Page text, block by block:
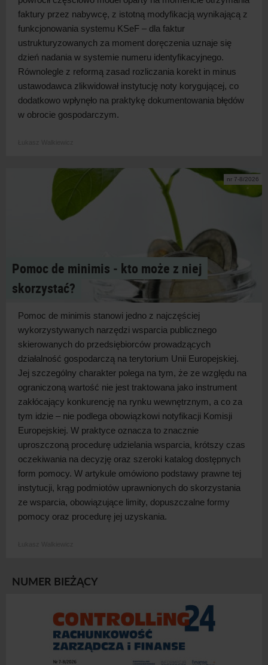
faktury przez nabywcę, z istotną modyfikacją wynikającą z
funkcjonowania systemu KSeF – dla faktur
ustrukturyzowanych za moment doręczenia uznaje się
dzień nadania w systemie numeru identyfikacyjnego.
Równolegle z reformą zasad rozliczania korekt in minus
ustawodawca zlikwidował instytucję noty korygującej, co
dodatkowo wpłynęło na praktykę dokumentowania błędów
w obrocie gospodarczym.
nr 7-8/2026
Pomoc de minimis ‑ kto może z niej
skorzystać?
Pomoc de minimis stanowi jedno z najczęściej
wykorzystywanych narzędzi wsparcia publicznego
skierowanych do przedsiębiorców prowadzących
działalność gospodarczą na terytorium Unii Europejskiej.
Jej szczególny charakter polega na tym, że ze względu na
ograniczoną wartość nie jest traktowana jako instrument
zakłócający konkurencję na rynku wewnętrznym, a co za
tym idzie – nie podlega obowiązkowi notyfikacji Komisji
Europejskiej. W praktyce oznacza to znacznie
uproszczoną procedurę udzielania wsparcia, krótszy czas
oczekiwania na decyzję oraz szeroki katalog dostępnych
form pomocy. W artykule omówiono podstawy prawne tej
instytucji, krąg podmiotów uprawnionych do skorzystania
ze wsparcia, obowiązujące limity, dopuszczalne formy
pomocy oraz procedurę jej uzyskania.
NUMER BIEŻĄCY